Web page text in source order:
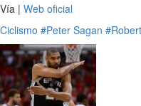
Vía | Web oficial
Ciclismo #Peter Sagan